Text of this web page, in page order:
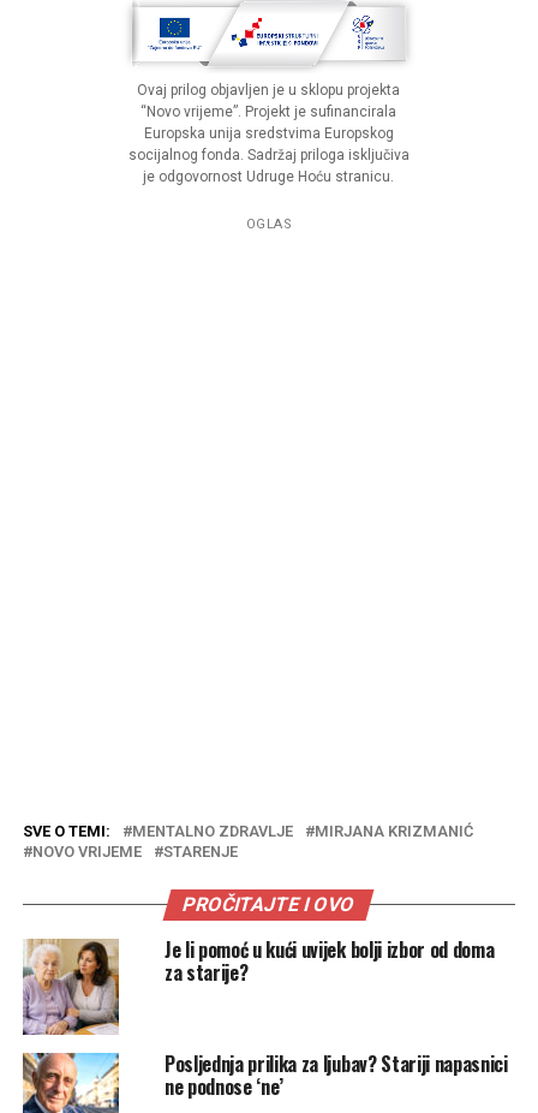
Ovaj prilog objavljen je u sklopu projekta
“Novo vrijeme”. Projekt je sufinancirala
Europska unija sredstvima Europskog
socijalnog fonda. Sadržaj priloga isključiva
je odgovornost Udruge Hoću stranicu.
OGLAS
SVE O TEMI: MENTALNO ZDRAVLJE
MIRJANA KRIZMANIĆ
NOVO VRIJEME
STARENJE
PROČITAJTE I OVO
Je li pomoć u kući uvijek bolji izbor od doma
za starije?
Posljednja prilika za ljubav? Stariji napasnici
ne podnose ‘ne’